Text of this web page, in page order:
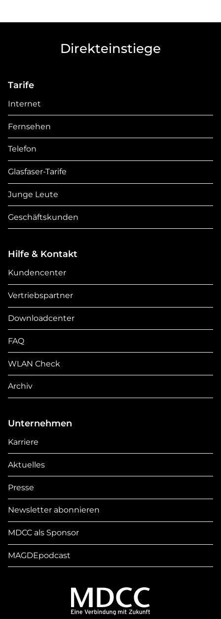
Direkteinstiege
Tarife
Internet
Fernsehen
Telefon
Glasfaser-Tarife
Junge Leute
Geschäftskunden
Hilfe & Kontakt
Kundencenter
Vertriebspartner
Downloadcenter
FAQ
WLAN Check
Archiv
Unternehmen
Karriere
Aktuelles
Presse
Newsletter abonnieren
MDCC als Sponsor
MAGDEpodcast